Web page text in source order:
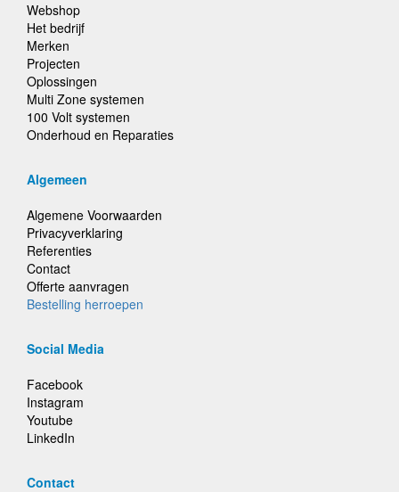
Webshop
Het bedrijf
Merken
Projecten
Oplossingen
Multi Zone systemen
100 Volt systemen
Onderhoud en Reparaties
Algemeen
Algemene Voorwaarden
Privacyverklaring
Referenties
Contact
Offerte aanvragen
Bestelling herroepen
Social Media
Facebook
Instagram
Youtube
LinkedIn
Contact